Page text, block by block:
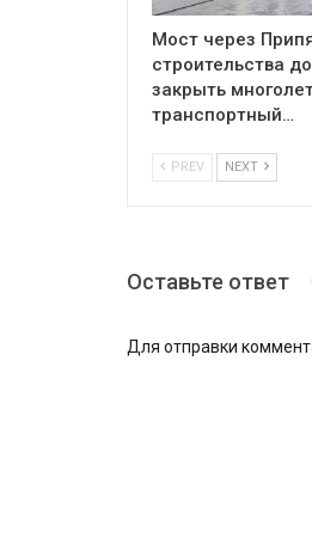
Мост через
строительства
закрыть
транспортный…
PREV NEXT
Оставьте ответ
Для отправки